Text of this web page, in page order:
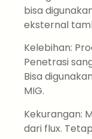
bisa
eksternal
Kelebihan:
Penetrasi
Bisa
MIG.
Kekurangan:
dari flux.